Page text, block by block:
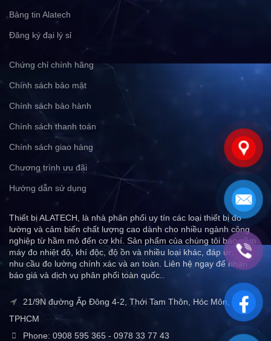
Bảng tin Alatech
Đăng ký đại lý sỉ
Chứng chỉ chính hãng
Chính sách bảo mật
Chính sách bảo hành
Chính sách thanh toán
Chính sách giao hàng
Chương trình ưu đãi
Hướng dẫn sử dụng
Thiết bị ALATECH, là nhà phân phối uy tín các loại thiết bị đo
lường và cảm biến chất lượng cao dành cho nhiều ngành công
nghiệp từ hầm mỏ đến cơ khí. Sản phẩm của chúng tôi bao gồm
máy đo nhiệt độ, khí độc, độ ồn và nhiều loại khác, đáp ứng mọi
nhu cầu đo lường chính xác và an toàn. Liên hệ ngay để nhận
báo giá và dịch vụ phân phối toàn quốc..
21/9N đường Ấp Đông 4-2, Thới Tam Thôn, Hóc Môn,
TPHCM
Phone: 0908 595 365 - 0978 33 77 43